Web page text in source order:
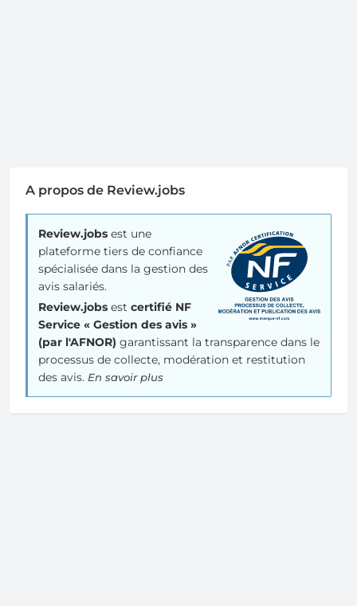
A propos de Review.jobs
Review.jobs est une
plateforme tiers de confiance
spécialisée dans la gestion des
avis salariés.
Review.jobs est certifié NF
Service « Gestion des avis »
(par l'AFNOR) garantissant la transparence dans le
processus de collecte, modération et restitution
des avis. En savoir plus